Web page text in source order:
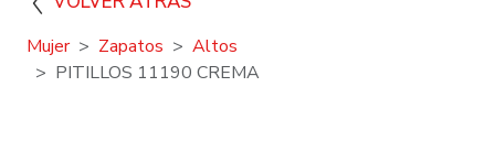
Mujer Zapatos
Altos
PITILLOS 11190 CREMA